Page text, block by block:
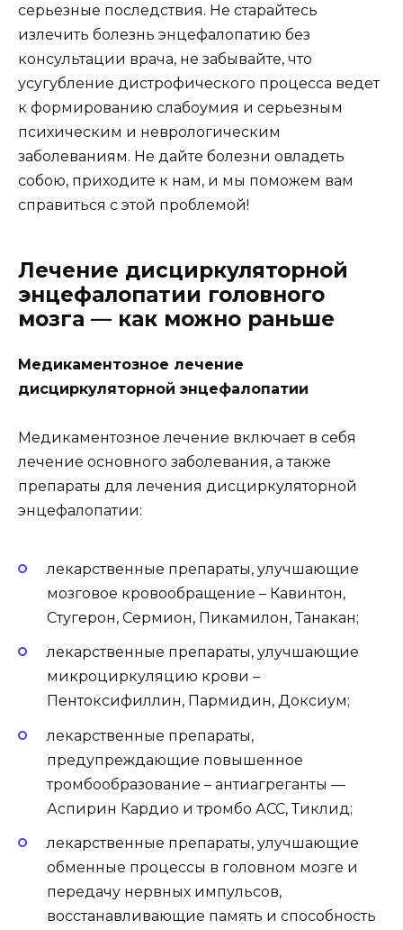
серьезные последствия. Не старайтесь
излечить болезнь энцефалопатию без
консультации врача, не забывайте, что
усугубление дистрофического процесса ведет
к формированию слабоумия и серьезным
психическим и неврологическим
заболеваниям. Не дайте болезни овладеть
собою, приходите к нам, и мы поможем вам
справиться с этой проблемой!
Лечение дисциркуляторной
энцефалопатии головного
мозга — как можно раньше
Медикаментозное лечение
дисциркуляторной энцефалопатии
Медикаментозное лечение включает в себя
лечение основного заболевания, а также
препараты для лечения дисциркуляторной
энцефалопатии:
лекарственные препараты, улучшающие
мозговое кровообращение – Кавинтон,
Стугерон, Сермион, Пикамилон, Танакан;
лекарственные препараты, улучшающие
микроциркуляцию крови –
Пентоксифиллин, Пармидин, Доксиум;
лекарственные препараты,
предупреждающие повышенное
тромбообразование – антиагреганты —
Аспирин Кардио и тромбо АСС, Тиклид;
лекарственные препараты, улучшающие
обменные процессы в головном мозге и
передачу нервных импульсов,
восстанавливающие память и способность